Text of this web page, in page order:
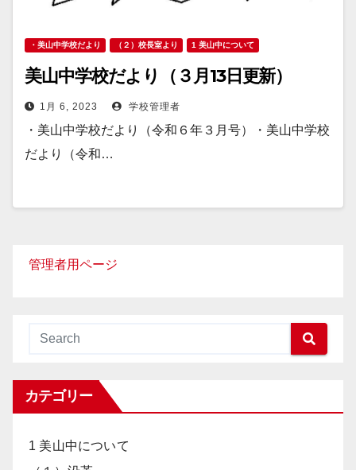
・美山中学校だより （２）校長室より 1 美山中について
美山中学校だより（３月13日更新）
1月 6, 2023 学校管理者
・美山中学校だより（令和６年３月号）・美山中学校
だより（令和…
管理者用ページ
カテゴリー
1 美山中について